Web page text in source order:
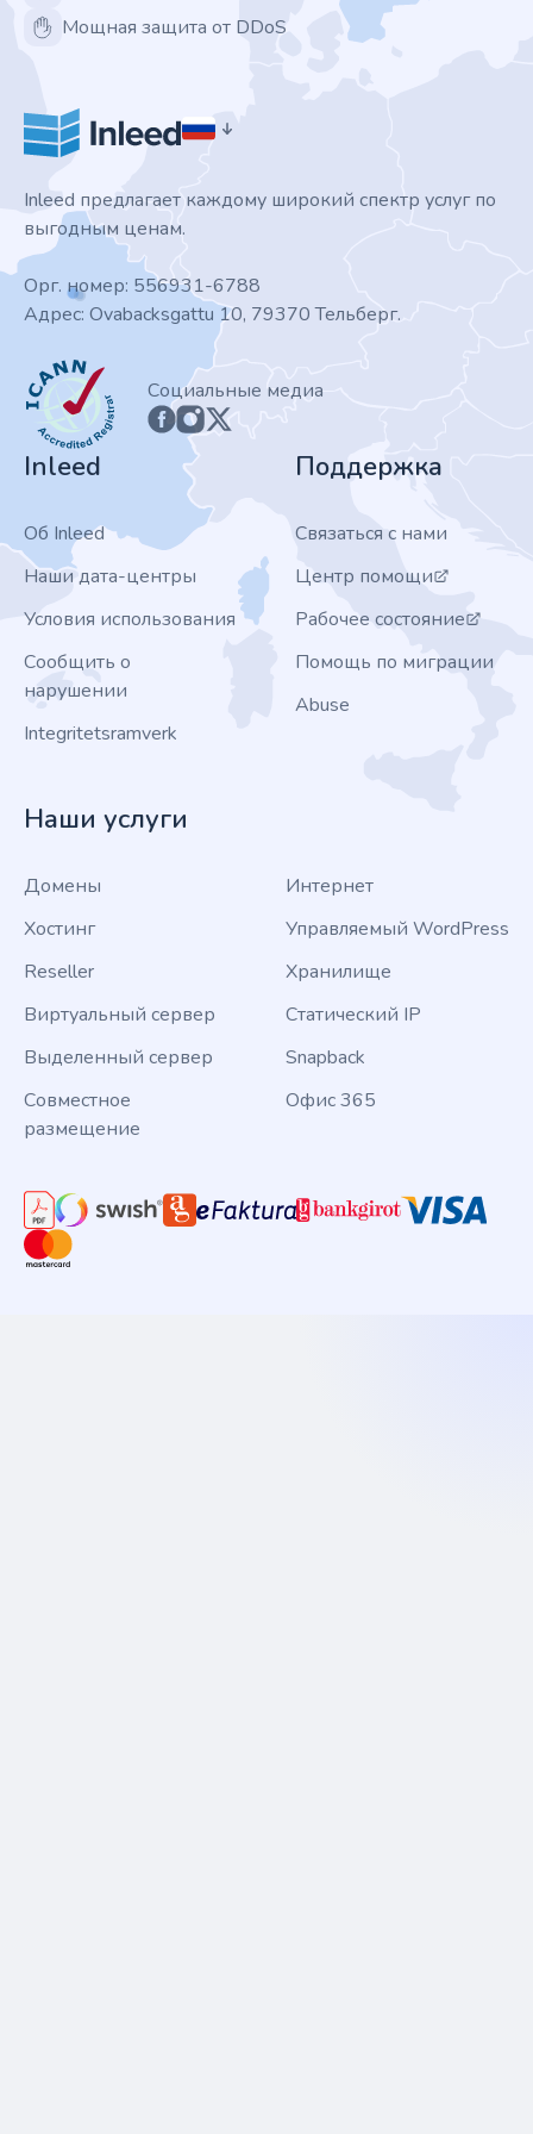
Мощная защита от DDoS
Inleed предлагает каждому широкий спектр услуг по
выгодным ценам.
Орг. номер: 556931-6788
Адрес: Ovabacksgattu 10, 79370 Тельберг.
ICANN
Социальные медиа
Inleed
Об Inleed
Наши дата-центры
Условия использования
Сообщить о
нарушении
Integritetsramverk
Поддержка
Связаться с нами
Центр помощи
Рабочее состояние
Помощь по миграции
Abuse
Наши услуги
Домены
Хостинг
Reseller
Виртуальный сервер
Выделенный сервер
Совместное
размещение
Интернет
Управляемый WordPress
Хранилище
Статический IP
Snapback
Офис 365